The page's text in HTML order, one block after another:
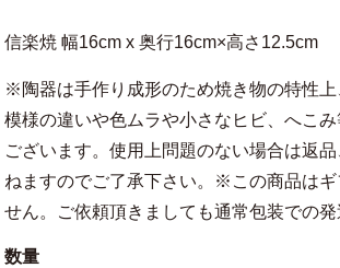
信楽焼 幅16cm x 奥行16cm×高さ12.5cm
※陶器は手作り成形のため焼き物の特性上
模様の違いや色ムラや小さなヒビ、へこ
ございます。使用上問題のない場合は返
ねますのでご了承下さい。※この商品はギ
せん。ご依頼頂きましても通常包装での発
数量